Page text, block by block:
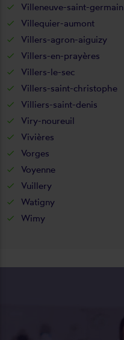
Villeneuve-saint-germain
Villequier-aumont
Villers-agron-aiguizy
Villers-en-prayères
Villers-le-sec
Villers-saint-christophe
Villiers-saint-denis
Viry-noureuil
Vivières
Vorges
Voyenne
Vuillery
Watigny
Wimy